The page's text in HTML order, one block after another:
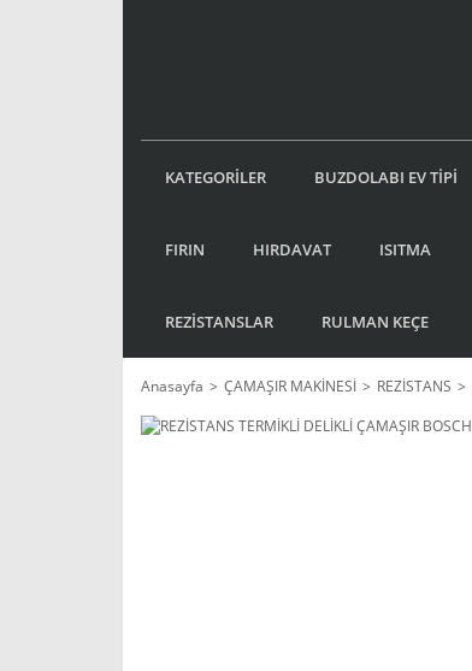
KATEGORİLER BUZDOLABI EV TİPİ
FIRIN HIRDAVAT ISITMA
REZİSTANSLAR RULMAN KEÇE
Anasayfa ÇAMAŞIR MAKİNESİ REZİSTANS